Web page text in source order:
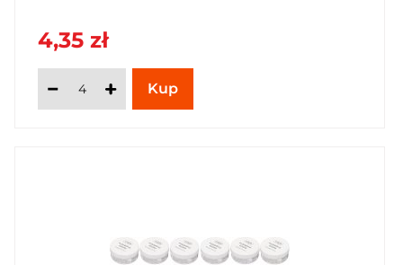
4,35 zł